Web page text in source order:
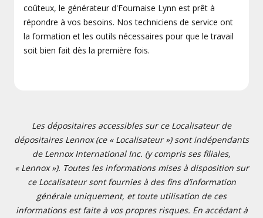
coûteux, le générateur d'Fournaise Lynn est prêt à
répondre à vos besoins. Nos techniciens de service ont
la formation et les outils nécessaires pour que le travail
soit bien fait dès la première fois.
Les dépositaires accessibles sur ce Localisateur de
dépositaires Lennox (ce « Localisateur ») sont indépendants
de Lennox International Inc. (y compris ses filiales,
« Lennox »). Toutes les informations mises à disposition sur
ce Localisateur sont fournies à des fins d’information
générale uniquement, et toute utilisation de ces
informations est faite à vos propres risques. En accédant à